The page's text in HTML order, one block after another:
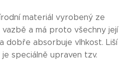
materiál vyrobený ze
a má proto všechny její
dobře absorbuje vlhkost. Liší
speciálně upraven tzv.